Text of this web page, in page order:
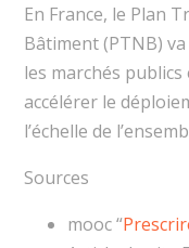
En France, le Plan
Bâtiment (PTNB)
les marchés publics
accélérer le
l’échelle de
Sources
mooc “